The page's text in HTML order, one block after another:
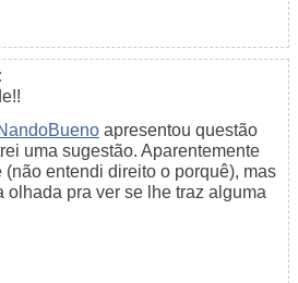
apresentou questão
uma sugestão. Aparentemente
entendi direito o porquê), mas
olhada pra ver se lhe traz alguma